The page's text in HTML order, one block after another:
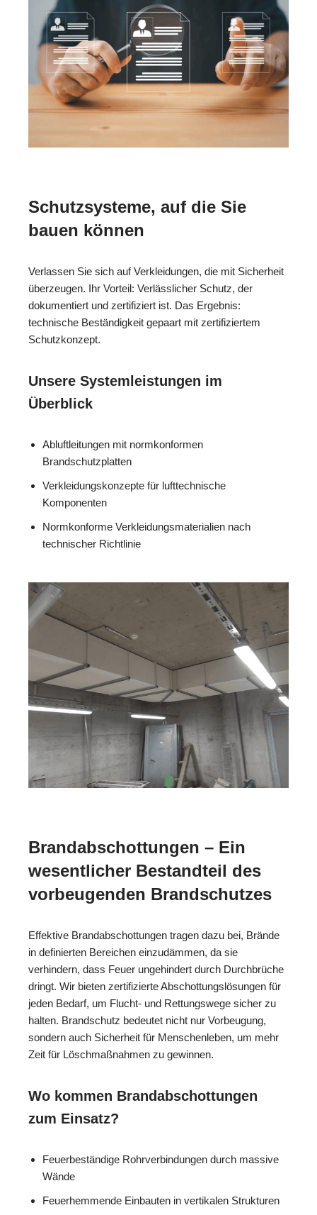
Schutzsysteme, auf die Sie
bauen können
Verlassen Sie sich auf Verkleidungen, die mit Sicherheit
überzeugen. Ihr Vorteil: Verlässlicher Schutz, der
dokumentiert und zertifiziert ist. Das Ergebnis:
technische Beständigkeit gepaart mit zertifiziertem
Schutzkonzept.
Unsere Systemleistungen im
Überblick
Abluftleitungen mit normkonformen
Brandschutzplatten
Verkleidungskonzepte für lufttechnische
Komponenten
Normkonforme Verkleidungsmaterialien nach
technischer Richtlinie
Brandabschottungen – Ein
wesentlicher Bestandteil des
vorbeugenden Brandschutzes
Effektive Brandabschottungen tragen dazu bei, Brände
in definierten Bereichen einzudämmen, da sie
verhindern, dass Feuer ungehindert durch Durchbrüche
dringt. Wir bieten zertifizierte Abschottungslösungen für
jeden Bedarf, um Flucht- und Rettungswege sicher zu
halten. Brandschutz bedeutet nicht nur Vorbeugung,
sondern auch Sicherheit für Menschenleben, um mehr
Zeit für Löschmaßnahmen zu gewinnen.
Wo kommen Brandabschottungen
zum Einsatz?
Feuerbeständige Rohrverbindungen durch massive
Wände
Feuerhemmende Einbauten in vertikalen Strukturen